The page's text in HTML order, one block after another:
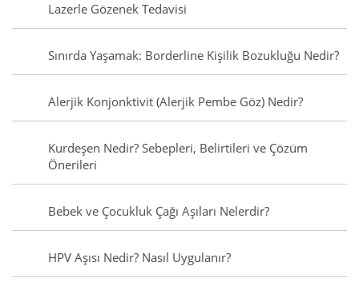
Lazerle Gözenek Tedavisi
Sınırda Yaşamak: Borderline Kişilik Bozukluğu Nedir?
Alerjik Konjonktivit (Alerjik Pembe Göz) Nedir?
Kurdeşen Nedir? Sebepleri, Belirtileri ve Çözüm
Önerileri
Bebek ve Çocukluk Çağı Aşıları Nelerdir?
HPV Aşısı Nedir? Nasıl Uygulanır?